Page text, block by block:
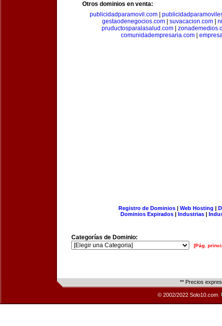
Otros dominios en venta:
publicidadparamovil.com
gestaodenegocios.com| suvacacion.com|
pruductosparalasalud.com|
comunidadempresaria.com|
Registro de Dominios| Web Hosting |
Dominios Expirados | Industrias |
Categorías de Dominio:
[Pág.
** Precios
© 2002/2022 Solo10.com